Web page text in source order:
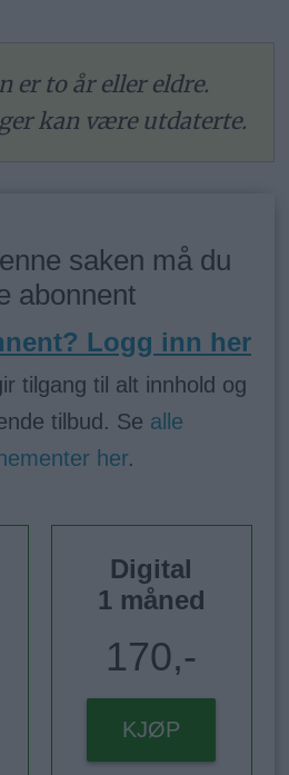
er to år eller eldre.
kan være utdaterte.
saken må du
abonnent
Logg inn her
tilgang til alt innhold og
tilbud. Se alle
her.
Digital
1 måned
170,-
KJØP